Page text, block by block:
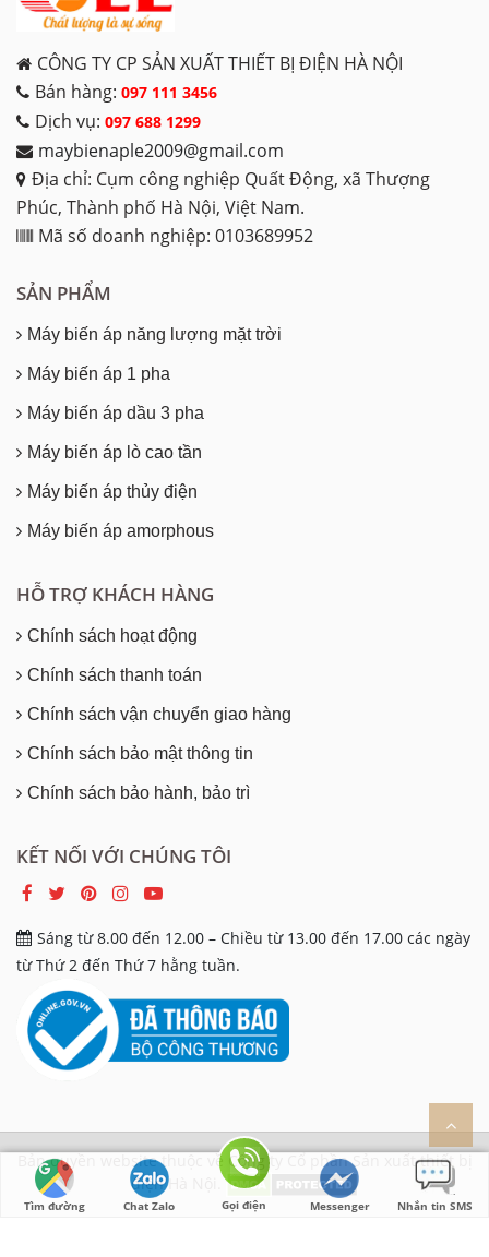
CÔNG TY CP SẢN XUẤT THIẾT BỊ ĐIỆN HÀ NỘI
Bán hàng: 097 111 3456
Dịch vụ: 097 688 1299
maybienaple2009@gmail.com
Địa chỉ: Cụm công nghiệp Quất Động, xã Thượng
Phúc, Thành phố Hà Nội, Việt Nam.
Mã số doanh nghiệp: 0103689952
SẢN PHẨM
Máy biến áp năng lượng mặt trời
Máy biến áp 1 pha
Máy biến áp dầu 3 pha
Máy biến áp lò cao tần
Máy biến áp thủy điện
Máy biến áp amorphous
HỖ TRỢ KHÁCH HÀNG
Chính sách hoạt động
Chính sách thanh toán
Chính sách vận chuyển giao hàng
Chính sách bảo mật thông tin
Chính sách bảo hành, bảo trì
KẾT NỐI VỚI CHÚNG TÔI
Sáng từ 8.00 đến 12.00 – Chiều từ 13.00 đến 17.00 các ngày
từ Thứ 2 đến Thứ 7 hằng tuần.
Bản quyền website thuộc về Công ty Cổ phần Sản xuất thiết bị
điện Hà Nội.
Tìm đường Chat Zalo Gọi điện Messenger Nhắn tin SMS